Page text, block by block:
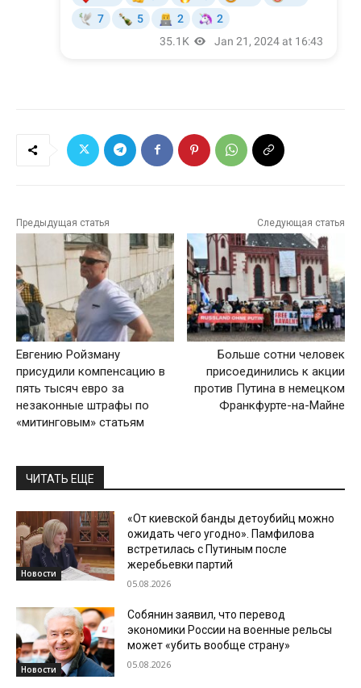
Предыдущая статья
Евгению Ройзману
присудили компенсацию в
пять тысяч евро за
незаконные штрафы по
«митинговым» статьям
Следующая статья
Больше сотни человек
присоединились к акции
против Путина в немецком
Франкфурте-на-Майне
ЧИТАТЬ ЕЩЕ
Новости
«От киевской банды детоубийц можно
ожидать чего угодно». Памфилова
встретилась с Путиным после
жеребьевки партий
05.08.2026
Новости
Собянин заявил, что перевод
экономики России на военные рельсы
может «убить вообще страну»
05.08.2026